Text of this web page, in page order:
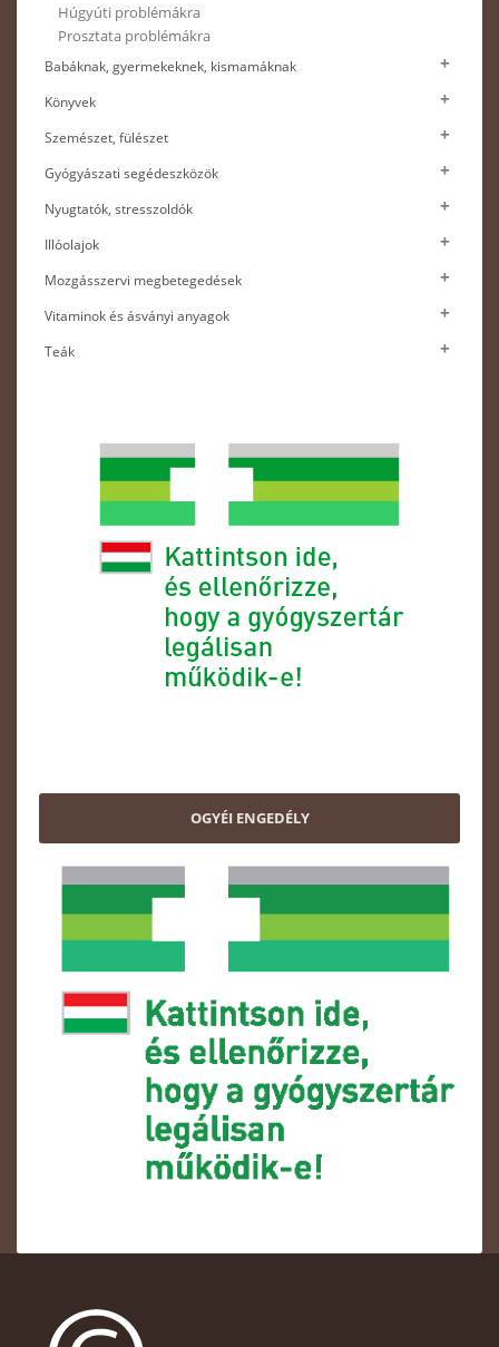
Húgyúti problémákra
Prosztata problémákra
Babáknak, gyermekeknek, kismamáknak
Könyvek
Szemészet, fülészet
Gyógyászati segédeszközök
Nyugtatók, stresszoldók
Illóolajok
Mozgásszervi megbetegedések
Vitaminok és ásványi anyagok
Teák
OGYÉI ENGEDÉLY